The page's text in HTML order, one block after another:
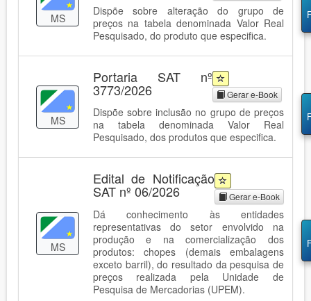
MS
Dispõe sobre alteração do grupo de
preços na tabela denominada Valor Real
Pesquisado, do produto que especifica.
MS
Portaria SAT nº
3773/2026 Gerar e-Book
Dispõe sobre inclusão no grupo de preços
na tabela denominada Valor Real
Pesquisado, dos produtos que especifica.
MS
Edital de Notificação
SAT nº 06/2026 Gerar e-Book
Dá conhecimento às entidades
representativas do setor envolvido na
produção e na comercialização dos
produtos: chopes (demais embalagens
exceto barril), do resultado da pesquisa de
preços realizada pela Unidade de
Pesquisa de Mercadorias (UPEM).